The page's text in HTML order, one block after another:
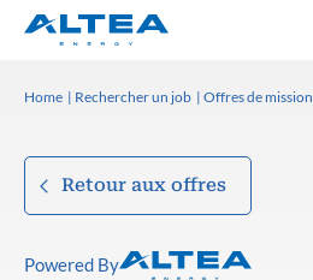
Home Rechercher un job Offres de mission
Retour aux offres
Powered By